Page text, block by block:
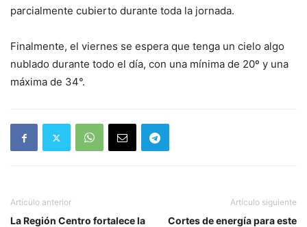
parcialmente cubierto durante toda la jornada.
Finalmente, el viernes se espera que tenga un cielo algo
nublado durante todo el día, con una mínima de 20º y una
máxima de 34°.
Artículo anterior
La Región Centro fortalece la
Artículo siguiente
Cortes de energía para este